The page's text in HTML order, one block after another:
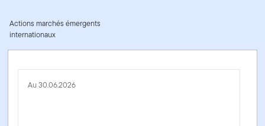
Actions marchés émergents
internationaux
Au 30.06.2026